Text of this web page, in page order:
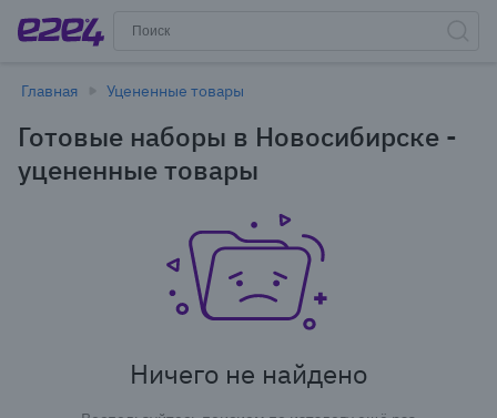
Главная Уцененные товары
Готовые наборы в Новосибирске -
уцененные товары
Ничего не найдено